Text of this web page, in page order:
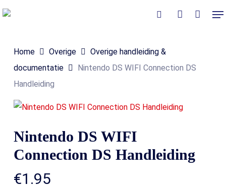
Skip
content
Home Overige
Overige handleiding &
documentatie
Nintendo DS WIFI Connection DS
Handleiding
Nintendo DS WIFI
Connection DS Handleiding
€1.95